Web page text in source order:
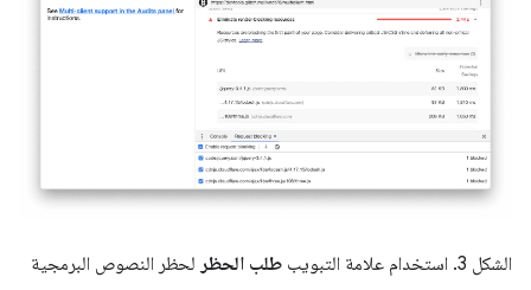
الشكل 3. استخدام علامة التبويب طلب الحظر لحظر النصوص البرمجية